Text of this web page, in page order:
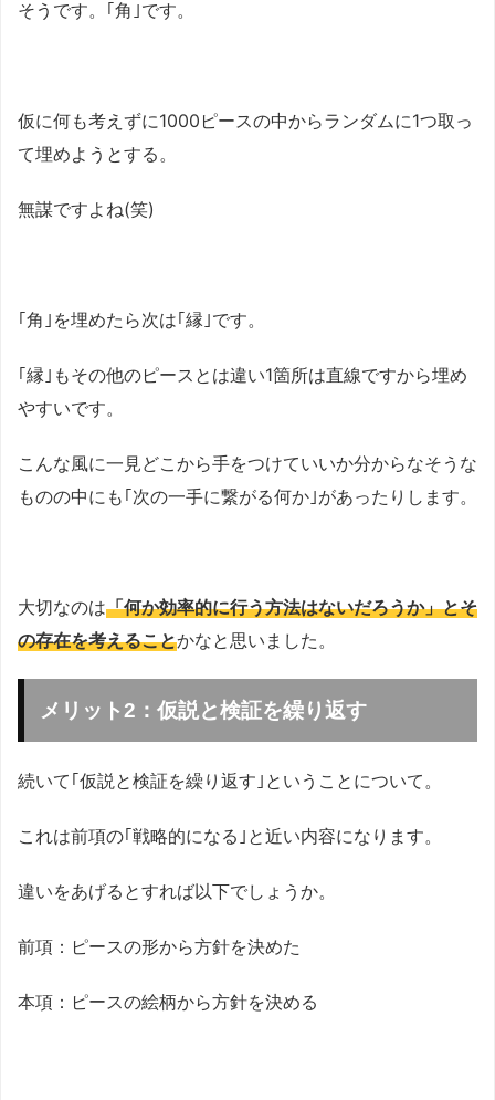
そうです。｢角｣です。
仮に何も考えずに1000ピースの中からランダムに1つ取っ
て埋めようとする。
無謀ですよね(笑)
｢角｣を埋めたら次は｢縁｣です。
｢縁｣もその他のピースとは違い1箇所は直線ですから埋め
やすいです。
こんな風に一見どこから手をつけていいか分からなそうな
ものの中にも｢次の一手に繋がる何か｣があったりします。
大切なのは「何か効率的に行う方法はないだろうか」とそ
の存在を考えることかなと思いました。
メリット2：仮説と検証を繰り返す
続いて｢仮説と検証を繰り返す｣ということについて。
これは前項の｢戦略的になる｣と近い内容になります。
違いをあげるとすれば以下でしょうか。
前項：ピースの形から方針を決めた
本項：ピースの絵柄から方針を決める